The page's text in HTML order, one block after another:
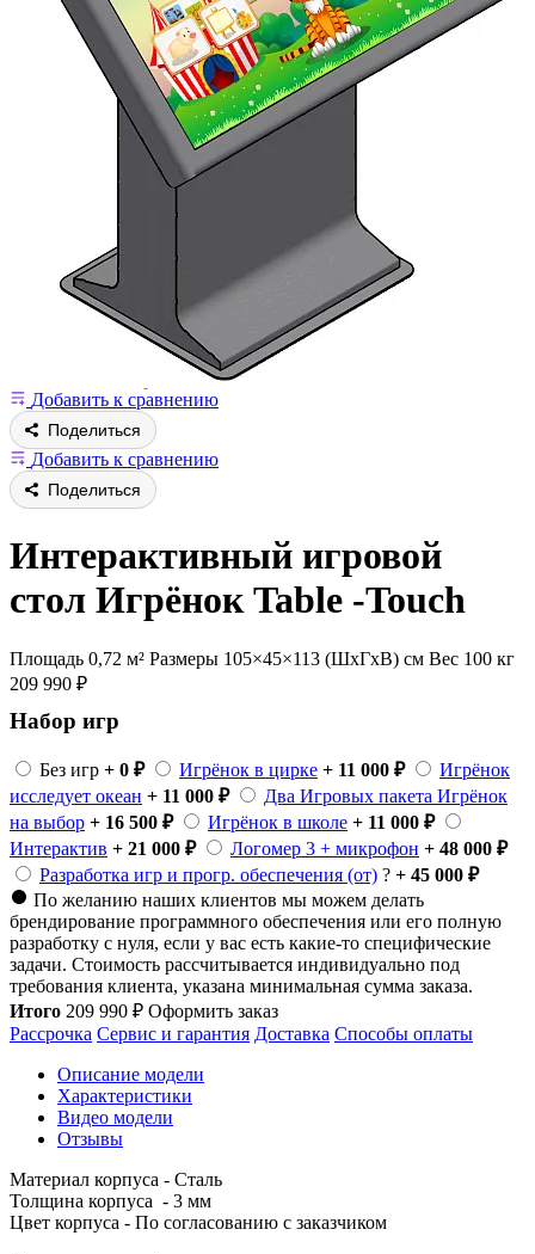
Добавить к сравнению
Поделиться
Добавить к сравнению
Поделиться
Интерактивный игровой
стол Игрёнок Table -Touch
Площадь 0,72 м² Размеры 105×45×113 (ШхГхВ) см Вес 100 кг
209 990 ₽
Набор игр
Без игр + 0 ₽ Игрёнок в цирке + 11 000 ₽
Игрёнок
исследует океан + 11 000 ₽
Два Игровых пакета Игрёнок
на выбор + 16 500 ₽ Игрёнок в школе + 11 000 ₽
Интерактив + 21 000 ₽ Логомер 3 + микрофон + 48 000 ₽
Разработка игр и прогр. обеспечения (от) ? + 45 000 ₽
По желанию наших клиентов мы можем делать
брендирование программного обеспечения или его полную
разработку с нуля, если у вас есть какие-то специфические
задачи. Стоимость рассчитывается индивидуально под
требования клиента, указана минимальная сумма заказа.
Итого 209 990 ₽ Оформить заказ
Рассрочка Сервис и гарантия Доставка Способы оплаты
Описание модели
Характеристики
Видео модели
Отзывы
Материал корпуса - Сталь
Толщина корпуса - 3 мм
Цвет корпуса - По согласованию с заказчиком